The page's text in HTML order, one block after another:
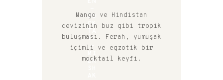
Mango ve Hindistan
cevizinin buz gibi tropik
buluşması. Ferah, yumuşak
içimli ve egzotik bir
mocktail keyfi.